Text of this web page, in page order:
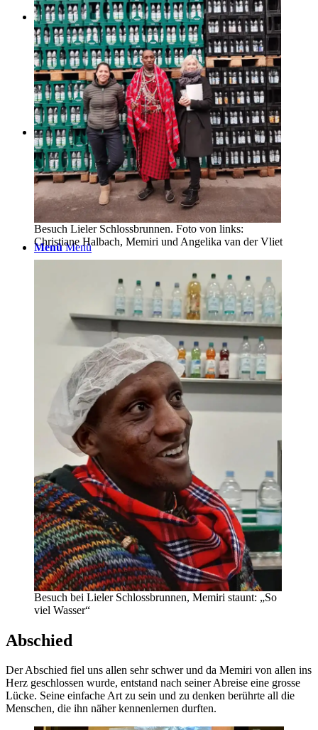
Flohmarkt
Spenden
Menü Menü
Besuch Lieler Schlossbrunnen. Foto von links:
Christiane Halbach, Memiri und Angelika van der Vliet
Besuch bei Lieler Schlossbrunnen, Memiri staunt: „So
viel Wasser“
Abschied
Der Abschied fiel uns allen sehr schwer und da Memiri von allen ins
Herz geschlossen wurde, entstand nach seiner Abreise eine grosse
Lücke. Seine einfache Art zu sein und zu denken berührte all die
Menschen, die ihn näher kennenlernen durften.